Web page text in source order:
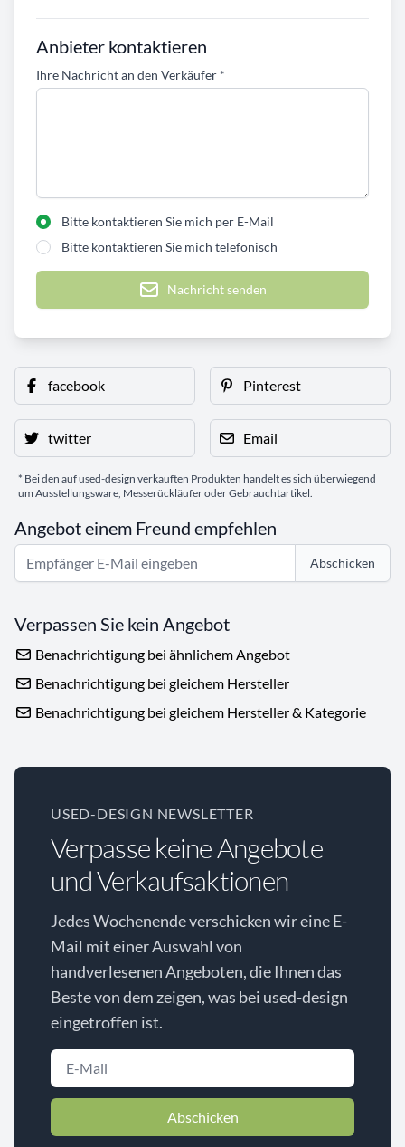
Anbieter kontaktieren
Ihre Nachricht an den Verkäufer *
Bitte kontaktieren Sie mich per E-Mail
Bitte kontaktieren Sie mich telefonisch
Nachricht senden
facebook Pinterest
twitter Email
* Bei den auf used-design verkauften Produkten handelt es sich überwiegend
um Ausstellungsware, Messerückläufer oder Gebrauchtartikel.
Angebot einem Freund empfehlen
Abschicken
Verpassen Sie kein Angebot
Benachrichtigung bei ähnlichem Angebot
Benachrichtigung bei gleichem Hersteller
Benachrichtigung bei gleichem Hersteller & Kategorie
USED-DESIGN NEWSLETTER
Verpasse keine Angebote
und Verkaufsaktionen
Jedes Wochenende verschicken wir eine E-
Mail mit einer Auswahl von
handverlesenen Angeboten, die Ihnen das
Beste von dem zeigen, was bei used-design
eingetroffen ist.
Abschicken